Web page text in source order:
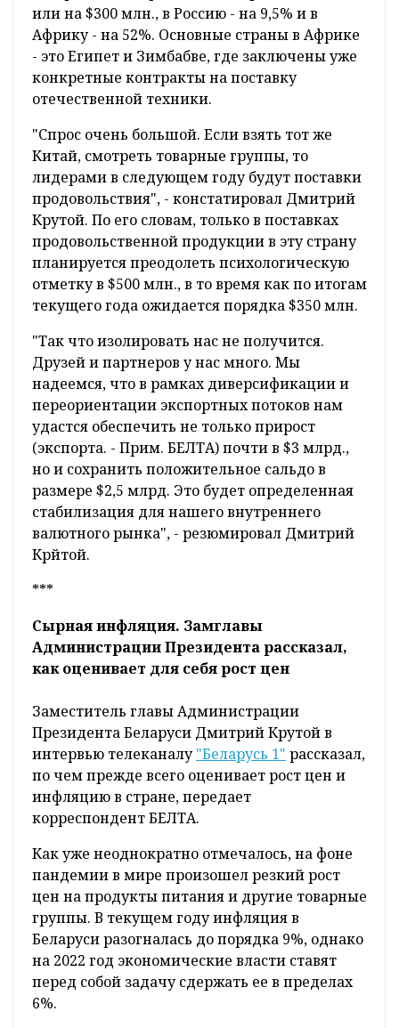
или на $300 млн., в Россию - на 9,5% и в
Африку - на 52%. Основные страны в Африке
- это Египет и Зимбабве, где заключены уже
конкретные контракты на поставку
отечественной техники.
"Спрос очень большой. Если взять тот же
Китай, смотреть товарные группы, то
лидерами в следующем году будут поставки
продовольствия", - констатировал Дмитрий
Крутой. По его словам, только в поставках
продовольственной продукции в эту страну
планируется преодолеть психологическую
отметку в $500 млн., в то время как по итогам
текущего года ожидается порядка $350 млн.
"Так что изолировать нас не получится.
Друзей и партнеров у нас много. Мы
надеемся, что в рамках диверсификации и
переориентации экспортных потоков нам
удастся обеспечить не только прирост
(экспорта. - Прим. БЕЛТА) почти в $3 млрд.,
но и сохранить положительное сальдо в
размере $2,5 млрд. Это будет определенная
стабилизация для нашего внутреннего
валютного рынка", - резюмировал Дмитрий
Крйтой.
***
Сырная инфляция. Замглавы
Администрации Президента рассказал,
как оценивает для себя рост цен
Заместитель главы Администрации
Президента Беларуси Дмитрий Крутой в
интервью телеканалу"Беларусь 1" рассказал,
по чем прежде всего оценивает рост цен и
инфляцию в стране, передает
корреспондент БЕЛТА.
Как уже неоднократно отмечалось, на фоне
пандемии в мире произошел резкий рост
цен на продукты питания и другие товарные
группы. В текущем году инфляция в
Беларуси разогналась до порядка 9%, однако
на 2022 год экономические власти ставят
перед собой задачу сдержать ее в пределах
6%.